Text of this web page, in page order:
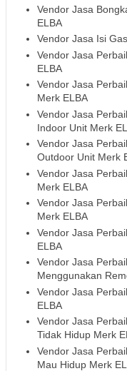
Vendor Jasa
ELBA
Vendor Jasa Isi
Vendor Jasa
ELBA
Vendor Jasa
Merk ELBA
Vendor Jasa
Indoor Unit Merk
Vendor Jasa
Outdoor Unit Merk
Vendor Jasa
Merk ELBA
Vendor Jasa
Merk ELBA
Vendor Jasa
ELBA
Vendor Jasa
Menggunakan
Vendor Jasa
ELBA
Vendor Jasa
Tidak Hidup Merk
Vendor Jasa
Mau Hidup Merk